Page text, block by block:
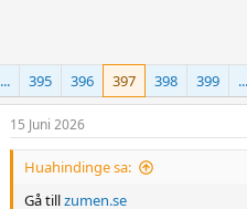
... 395 396 397 398 399 ...
15 Juni 2026
Huahindinge sa:
Gå tillzumen.se